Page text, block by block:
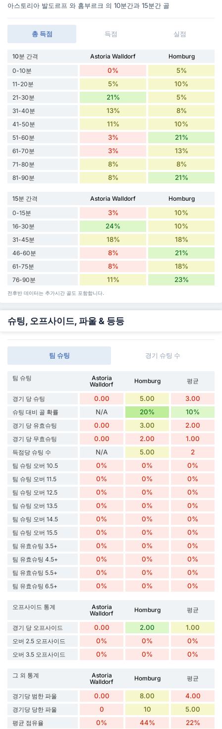
아스토리아 발도르프 와 홈부르크 의 10분간과 15분간 골
총 득점 득점 실점
10분 간격 Astoria Walldorf
Homburg
0-10분
0% 5%
11-20분 5% 10%
21-30분 21% 5%
31-40분 13% 8%
41-50분 11% 10%
51-60분 3% 21%
61-70분 3% 13%
71-80분 8% 8%
81-90분 8% 21%
15분 간격 Astoria Walldorf
Homburg
0-15분
3% 10%
16-30분 24% 10%
31-45분 18% 18%
46-60분 8% 21%
61-75분 8% 18%
76-90분 11% 23%
전후반 데이터는 추가시간 골도 포함합니다.
슈팅, 오프사이드, 파울 & 등등
팀 슈팅 경기 슈팅 수
팀 슈팅
Astoria
Walldorf
Homburg 평균
경기 당 슈팅 0.00 5.00 3.00
슈팅 대비 골 확률 N/A 20% 10%
경기 당 유효슈팅 0.00 3.00 2.00
경기 당 무효슈팅 0.00 2.00 1.00
득점당 슈팅 수 N/A 5.00 2
팀 슈팅 오버 10.5 0% 0% 0%
팀 슈팅 오버 11.5 0% 0% 0%
팀 슈팅 오버 12.5 0% 0% 0%
팀 슈팅 오버 13.5 0% 0% 0%
팀 슈팅 오버 14.5 0% 0% 0%
팀 슈팅 오버 15.5 0% 0% 0%
팀 유효슈팅 3.5+ 0% 0% 0%
팀 유효슈팅 4.5+ 0% 0% 0%
팀 유효슈팅 5.5+ 0% 0% 0%
팀 유효슈팅 6.5+ 0% 0% 0%
오프사이드 통계
Astoria
Walldorf
Homburg 평균
경기 당 오프사이드 0.00 2.00 1.00
오버 2.5 오프사이드 0% 0% 0%
오버 3.5 오프사이드 0% 0% 0%
그 외 통계
Astoria
Walldorf
Homburg 평균
경기당 범한 파울 0.00 8.00 4.00
경기당 당한 파울 0 10 5.00
평균 점유율 0% 44% 22%